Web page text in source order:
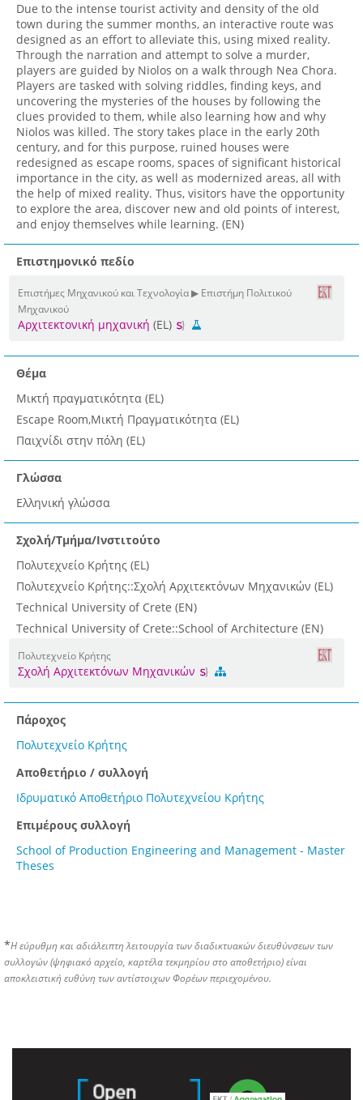
Due to the intense tourist activity and density of the old
town during the summer months, an interactive route was
designed as an effort to alleviate this, using mixed reality.
Through the narration and attempt to solve a murder,
players are guided by Niolos on a walk through Nea Chora.
Players are tasked with solving riddles, finding keys, and
uncovering the mysteries of the houses by following the
clues provided to them, while also learning how and why
Niolos was killed. The story takes place in the early 20th
century, and for this purpose, ruined houses were
redesigned as escape rooms, spaces of significant historical
importance in the city, as well as modernized areas, all with
the help of mixed reality. Thus, visitors have the opportunity
to explore the area, discover new and old points of interest,
and enjoy themselves while learning. (EN)
Επιστημονικό πεδίο
Επιστήμες Μηχανικού και Τεχνολογία ▶ Επιστήμη Πολιτικού
Μηχανικού
Αρχιτεκτονική μηχανική (EL)
Θέμα
Μικτή πραγματικότητα (EL)
Escape Room,Μικτή Πραγματικότητα (EL)
Παιχνίδι στην πόλη (EL)
Γλώσσα
Ελληνική γλώσσα
Σχολή/Τμήμα/Ινστιτούτο
Πολυτεχνείο Κρήτης (EL)
Πολυτεχνείο Κρήτης::Σχολή Αρχιτεκτόνων Μηχανικών (EL)
Technical University of Crete (EN)
Technical University of Crete::School of Architecture (EN)
Πολυτεχνείο Κρήτης
Σχολή Αρχιτεκτόνων Μηχανικών
Πάροχος
Πολυτεχνείο Κρήτης
Αποθετήριο / συλλογή
Ιδρυματικό Αποθετήριο Πολυτεχνείου Κρήτης
Επιμέρους συλλογή
School of Production Engineering and Management - Master
Theses
*Η εύρυθμη και αδιάλειπτη λειτουργία των διαδικτυακών διευθύνσεων των
συλλογών (ψηφιακό αρχείο, καρτέλα τεκμηρίου στο αποθετήριο) είναι
αποκλειστική ευθύνη των αντίστοιχων Φορέων περιεχομένου.